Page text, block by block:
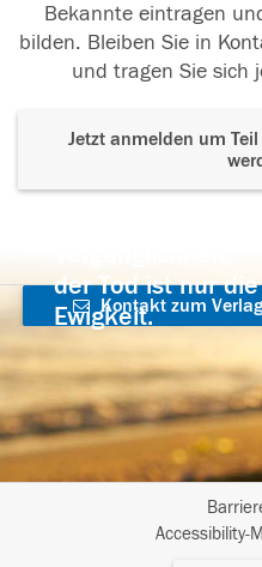
Bekannte eintragen
bilden. Bleiben Sie in
und tragen Sie sich
Jetzt anmelden um
der Tod ist nur
Ewigkeit.
Kontakt zum Verlag
aufnehmen
Accessibility-